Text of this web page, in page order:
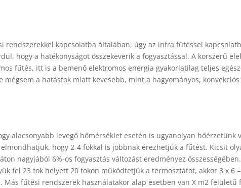
rendszerekkel kapcsolatba általában, úgy az infra fűtéssel
hogy a hatékonyságot összekeverik a fogyasztással. A korszerű
fűtés, itt is a bemenő elektromos energia gyakorlatilag teljes
mégsem a hatásfok miatt kevesebb, mint a hagyományos,
alacsonyabb levegő hőmérséklet esetén is ugyanolyan hőérzetünk
hogy 2-4 fokkal is jobbnak érezhetjük a fűtést. Kicsit
nagyjából 6%-os fogyasztás változást eredményez
fel 23 fok helyett 20 fokon működtetjük a termosztátot, akkor 3 x 6
Más fűtési rendszerek használatakor alap esetben van X m2